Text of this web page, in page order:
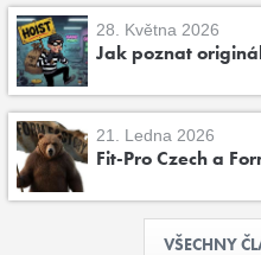
28. Května 2026
Jak poznat
21. Ledna 2026
Fit-Pro Czech a
VŠECHNY